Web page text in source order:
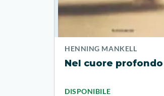
HENNING MANKELL
Nel cuore profondo
DISPONIBILE